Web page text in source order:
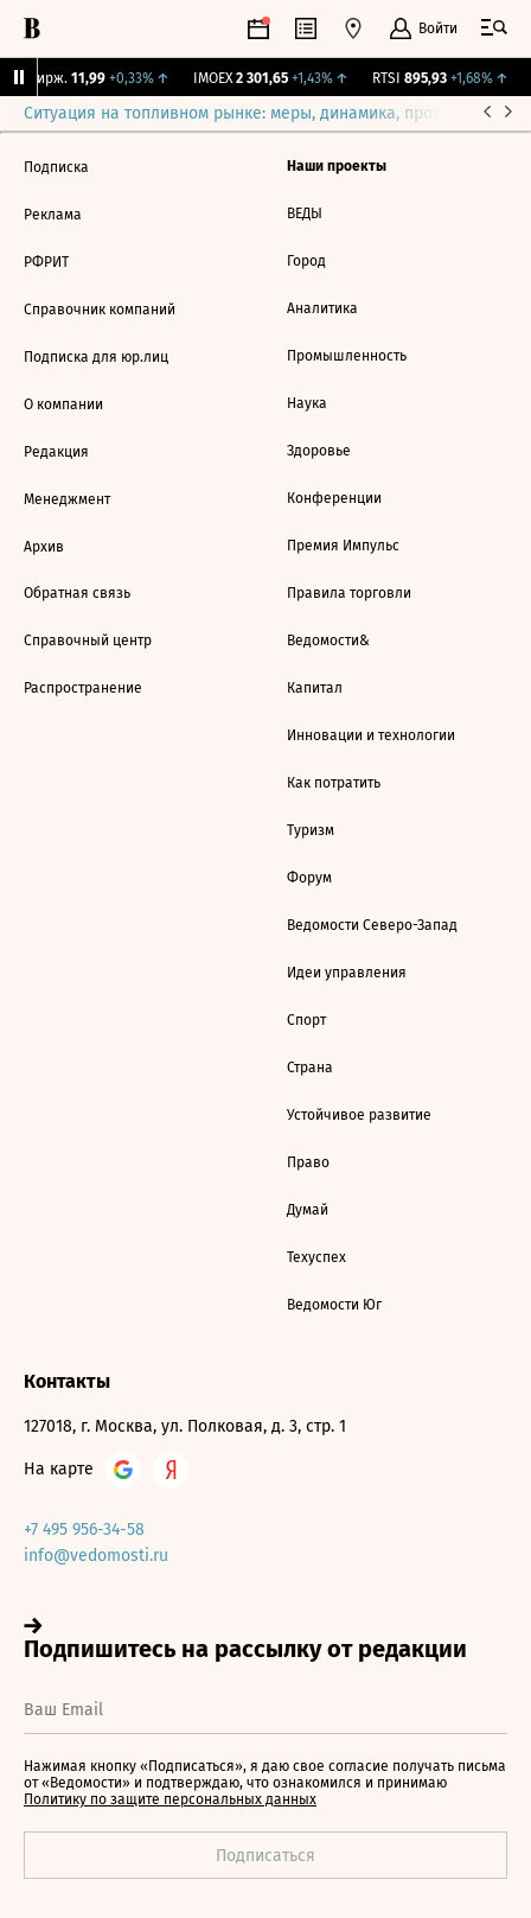
Войти
Бирж. 11,99 +0,33%↑ IMOEX 2 301,65 +1,43%↑ RTSI 895,93 +1,68%↑
Ситуация на топливном рынке: меры, динамика, прогнозы
Подписка
Реклама
РФРИТ
Справочник компаний
Подписка для юр.лиц
О компании
Редакция
Менеджмент
Архив
Обратная связь
Справочный центр
Распространение
Наши проекты
ВЕДЫ
Город
Аналитика
Промышленность
Наука
Здоровье
Конференции
Премия Импульс
Правила торговли
Ведомости&
Капитал
Инновации и технологии
Как потратить
Туризм
Форум
Ведомости Северо-Запад
Идеи управления
Спорт
Страна
Устойчивое развитие
Право
Думай
Техуспех
Ведомости Юг
Контакты
127018, г. Москва, ул. Полковая, д. 3, стр. 1
На карте
+7 495 956-34-58
info@vedomosti.ru
Нажимая кнопку «Подписаться», я даю свое согласие получать письма
от «Ведомости» и подтверждаю, что ознакомился и принимаю
Политику по защите персональных данных